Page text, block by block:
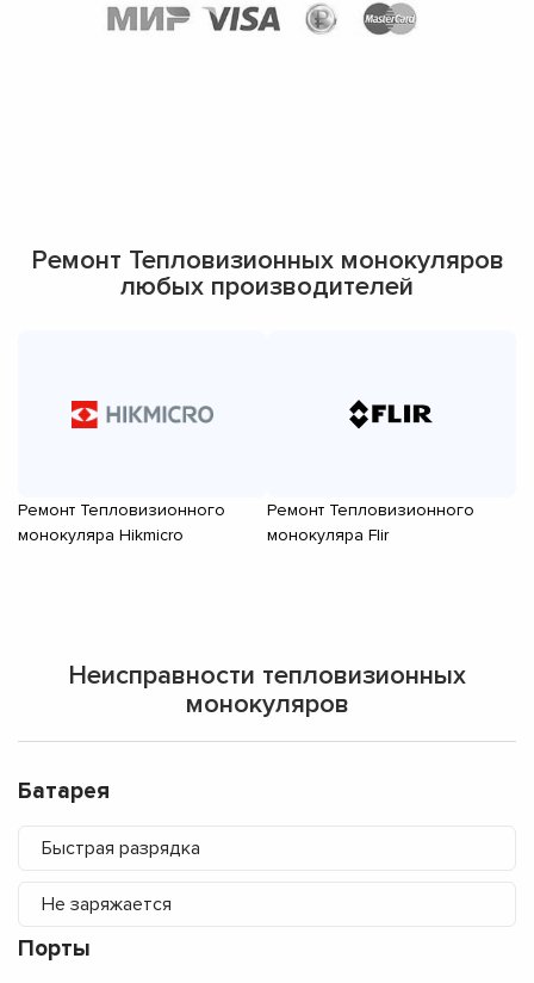
Ремонт Тепловизионных монокуляров
любых производителей
Ремонт Тепловизионного
монокуляра Hikmicro
Ремонт Тепловизионного
монокуляра Flir
Неисправности тепловизионных
монокуляров
Батарея
Быстрая разрядка
Не заряжается
Порты